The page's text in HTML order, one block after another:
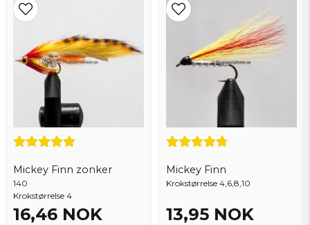
Mickey Finn zonker
140
Krokstørrelse 4
16,46 NOK
Mickey Finn
Krokstørrelse 4,6,8,10
13,95 NOK
email
Epostadresse
Ja, du kan publisere spørsmålet mitt
Send spørsmål